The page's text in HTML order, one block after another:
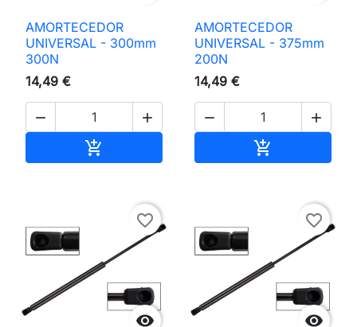
AMORTECEDOR
UNIVERSAL - 300mm
300N
14,49 €
 

AMORTECEDOR
UNIVERSAL - 375mm
200N
14,49 €
 


favorite_border

favorite_border